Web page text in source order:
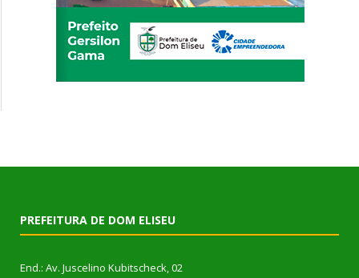
PREFEITURA DE DOM ELISEU
End.: Av. Juscelino Kubitscheck, 02